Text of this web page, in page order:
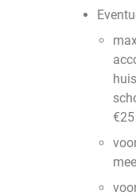
€25